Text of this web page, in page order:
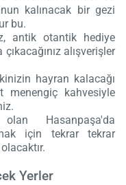
kalınacak bir gezi
bu.
antik otantik hediye
alışverişler
hayran kalacağı
menengiç kahvesiyle
Hasanpaşa'da
için tekrar tekrar
Yerler